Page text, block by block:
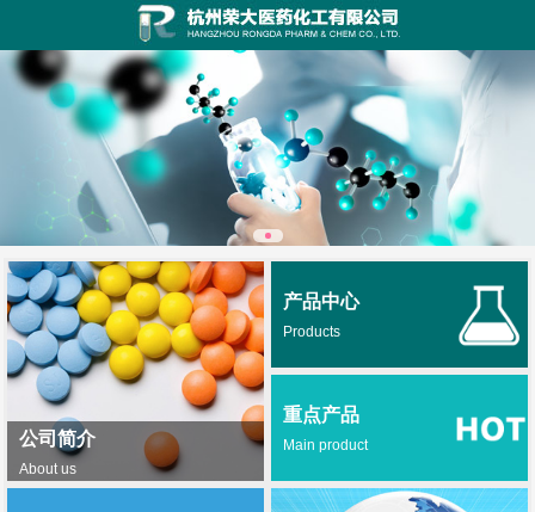
公司简介
About us
产品中心
Products
重点产品
Main product